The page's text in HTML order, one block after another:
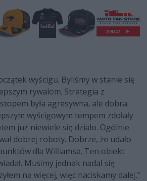
wyścigu. Byliśmy w stanie się
rywalom. Strategia z
była agresywna, ale dobra.
wyścigowym tempem zdołały
już niewiele się działo. Ogólnie
dobrej roboty. Dobrze, że udało
dla Williamsa. Ten obiekt
Musimy jednak nadal się
na więcej, więc naciskamy dalej.”